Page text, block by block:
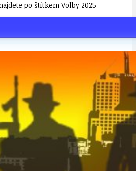
po štítkem Volby 2025.